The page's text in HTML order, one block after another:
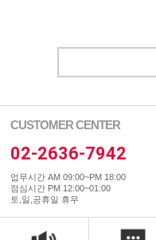
CUSTOMER CENTER
02-2636-7942
업무시간 AM 09:00~PM 18:00
점심시간 PM 12:00~01:00
토,일,공휴일 휴무